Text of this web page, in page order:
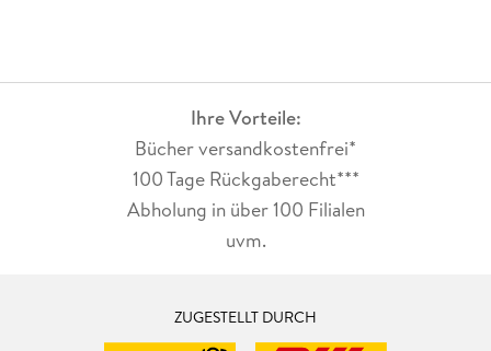
Ihre Vorteile:
Bücher versandkostenfrei*
100 Tage Rückgaberecht***
Abholung in über 100 Filialen
uvm.
ZUGESTELLT DURCH